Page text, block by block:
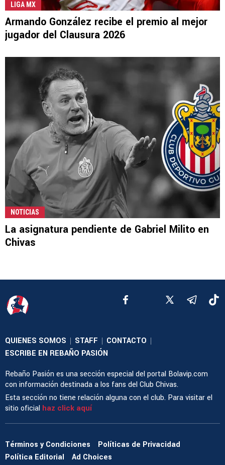
LIGA MX
Armando González recibe el premio al mejor
jugador del Clausura 2026
NOTICIAS
La asignatura pendiente de Gabriel Milito en
Chivas
QUIENES SOMOS STAFF CONTACTO
ESCRIBE EN REBAÑO PASIÓN
Rebaño Pasión es una sección especial del portal Bolavip.com
con información destinada a los fans del Club Chivas.
Esta sección no tiene relación alguna con el club. Para visitar el
sitio oficial haz click aquí
Términos y Condiciones
Políticas de Privacidad
Política Editorial
Ad Choices